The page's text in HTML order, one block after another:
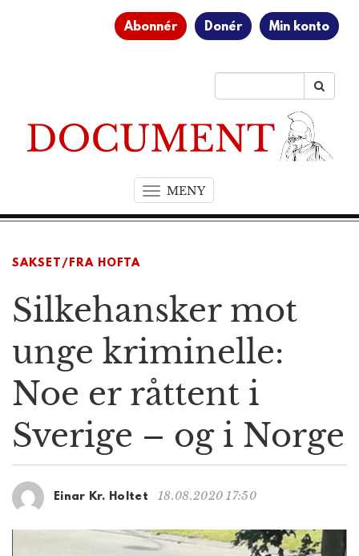
Abonnér Donér Min konto
MENYT
o
a
i
a
t
o
n
SAKSET/FRA HOFTA
Silkehansker mot
unge kriminelle:
Noe er råttent i
Sverige – og i Norge
Einar Kr. Holtet 18.08.2020 17:50